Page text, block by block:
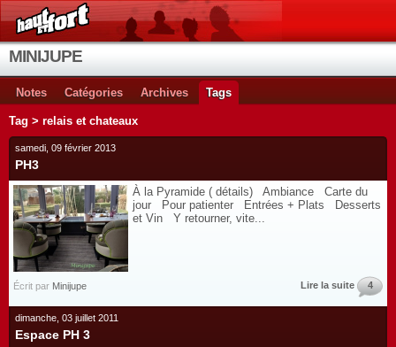
MINIJUPE
Notes Catégories Archives Tags
Tag > relais et chateaux
samedi, 09 février 2013
PH3
À la Pyramide ( détails) Ambiance Carte du
jour Pour patienter Entrées + Plats Desserts
et Vin Y retourner, vite...
Écrit par Minijupe Lire la suite 4
dimanche, 03 juillet 2011
Espace PH 3